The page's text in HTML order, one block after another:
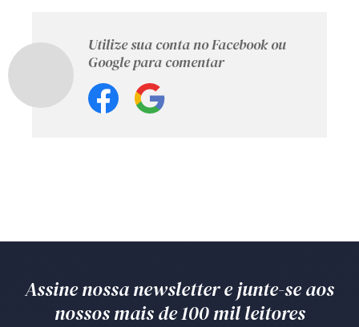
Utilize sua conta no Facebook ou
Google para comentar
Assine nossa newsletter e junte-se aos
nossos mais de 100 mil leitores